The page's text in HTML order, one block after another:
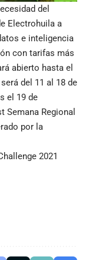
del
Electrohuila a
e inteligencia
con tarifas más
abierto hasta el
del 11 al 18 de
el 19 de
Semana Regional
por la
2021